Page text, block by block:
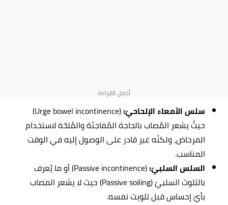
سلس الأمعاء الإلحاحيّ:
(Urge bowel incontinence)
حيثُ يشعر المُصاب بالحاجة المُفاجئة والمُلحّة لاستخدام
المرحاض، ولكنّه غير قادر على الوصول إليه في الوقت
المناسب.
السلس السلبيّ:
(Passive incontinence) أو ما يُعرف
بالتلوث السلبيّ (Passive soiling) حيث لا يشعر المصاب
بأيّ إحساس قبل تلويث نفسه.